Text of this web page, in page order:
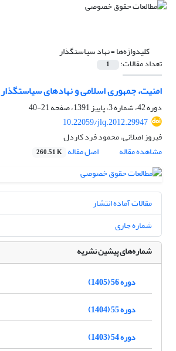
کلیدواژه‌ها =نهاد سیاستگذار
تعداد مقالات: 1
امنیت، جمهوری اسلامی و نهادهای سیاستگذار
دوره 42، شماره 3، پاییز 1391، صفحه
21-40
10.22059/jlq.2012.29947
فیروز اصلانی، محمود فرد کاردل
مشاهده مقاله
اصل مقاله 260.51 K
مقالات آماده انتشار
شماره جاری
شماره‌های پیشین نشریه
دوره 56 (1405)
دوره 55 (1404)
دوره 54 (1403)